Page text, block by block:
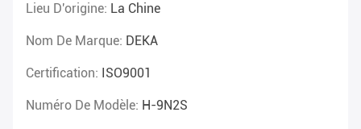
Lieu D'origine: La Chine
Nom De Marque: DEKA
Certification: ISO9001
Numéro De Modèle: H-9N2S